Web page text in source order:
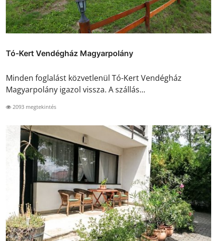
Tó-Kert Vendégház Magyarpolány
Minden foglalást közvetlenül Tó-Kert Vendégház
Magyarpolány igazol vissza. A szállás...
2093 megtekintés